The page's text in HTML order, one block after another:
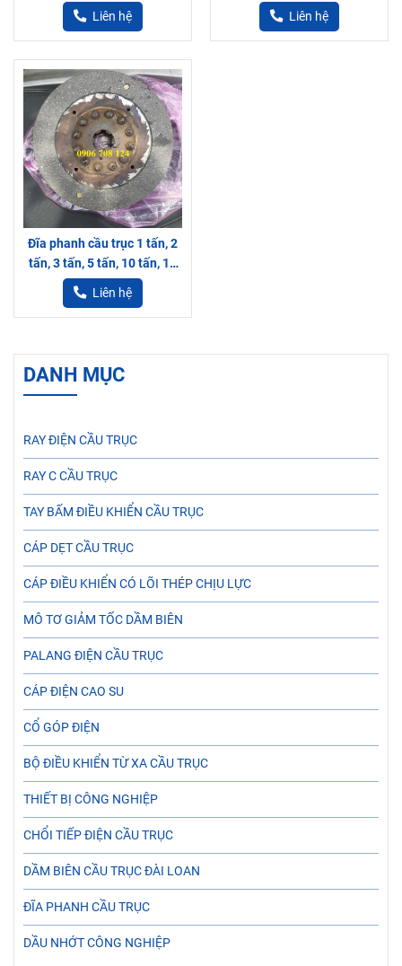
Liên hệ
Liên hệ
Đĩa phanh cầu trục 1 tấn, 2
tấn, 3 tấn, 5 tấn, 10 tấn, 15
tấn
Liên hệ
DANH MỤC
RAY ĐIỆN CẦU TRỤC
RAY C CẦU TRỤC
TAY BẤM ĐIỀU KHIỂN CẦU TRỤC
CÁP DẸT CẦU TRỤC
CÁP ĐIỀU KHIỂN CÓ LÕI THÉP CHỊU LỰC
MÔ TƠ GIẢM TỐC DẦM BIÊN
PALANG ĐIỆN CẦU TRỤC
CÁP ĐIỆN CAO SU
CỔ GÓP ĐIỆN
BỘ ĐIỀU KHIỂN TỪ XA CẦU TRỤC
THIẾT BỊ CÔNG NGHIỆP
CHỔI TIẾP ĐIỆN CẦU TRỤC
DẦM BIÊN CẦU TRỤC ĐÀI LOAN
ĐĨA PHANH CẦU TRỤC
DẦU NHỚT CÔNG NGHIỆP